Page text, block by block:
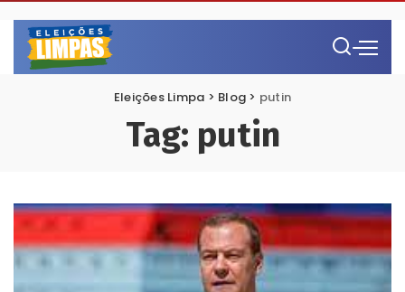
Eleições Limpa > Blog > putin
Tag: putin